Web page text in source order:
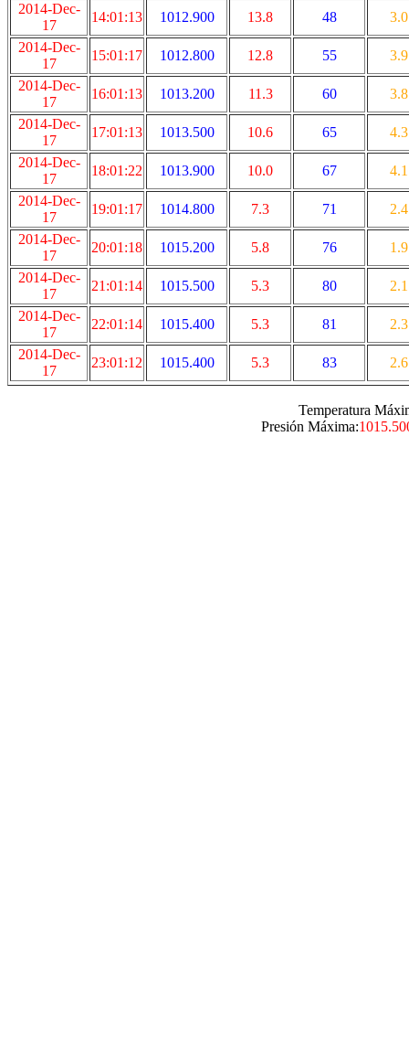
2014-Dec-
17
14:01:13 1012.900 13.8 48
3.0
2014-Dec-
17
15:01:17 1012.800 12.8 55
3.9
2014-Dec-
17
16:01:13 1013.200 11.3 60
3.8
2014-Dec-
17
17:01:13 1013.500 10.6 65
4.3
2014-Dec-
17
18:01:22 1013.900 10.0 67
4.1
2014-Dec-
17
19:01:17 1014.800 7.3 71
2.4
2014-Dec-
17
20:01:18 1015.200 5.8 76
1.9
2014-Dec-
17
21:01:14 1015.500 5.3 80
2.1
2014-Dec-
17
22:01:14 1015.400 5.3 81
2.3
2014-Dec-
17
23:01:12 1015.400 5.3 83 2.6
Temperatura
Presión Máxima: